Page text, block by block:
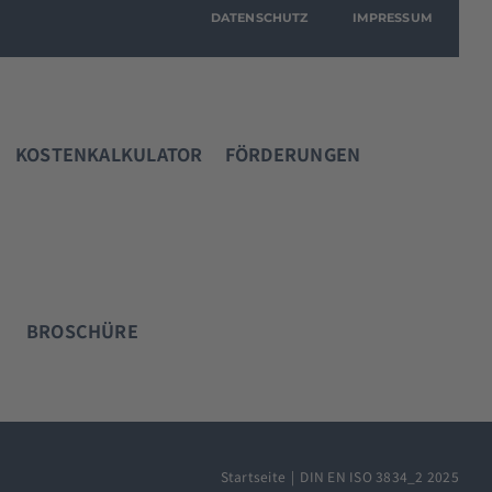
DATENSCHUTZ IMPRESSUM
KONTAKT
Immer den richtigen Ansprechpartner!
KOSTENKALKULATOR FÖRDERUNGEN
BROSCHÜRE
Startseite DIN EN ISO 3834_2 2025